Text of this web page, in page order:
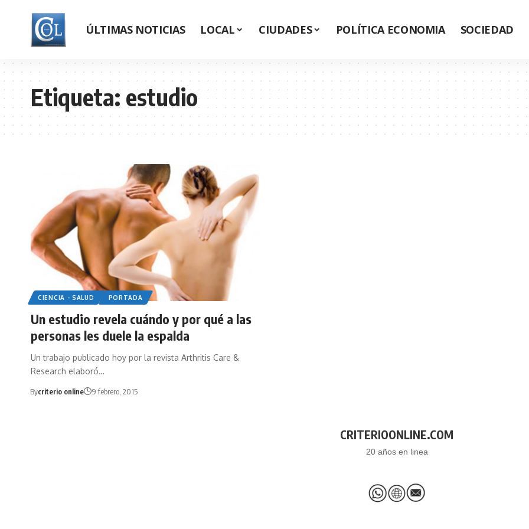
ÚLTIMAS NOTICIAS LOCAL CIUDADES POLÍTICA ECONOMIA SOCIEDAD
Etiqueta: estudio
CIENCIA - SALUD PORTADA
Un estudio revela cuándo y por qué a las
personas les duele la espalda
Un trabajo publicado hoy por la revista Arthritis Care &
Research elaboró…
Bycriterio online 9 febrero, 2015
CRITERIOONLINE.COM
20 años en linea